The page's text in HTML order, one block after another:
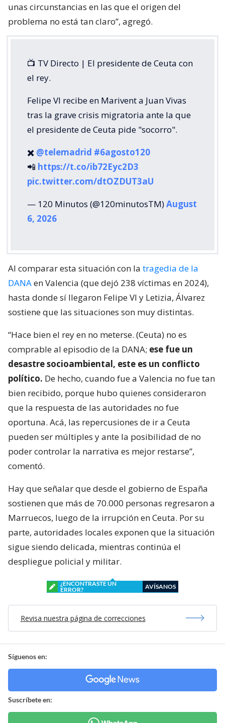
unas circunstancias en las que el origen del
problema no está tan claro”, agregó.
📺 TV Directo | El presidente de Ceuta con
el rey.
Felipe VI recibe en Marivent a Juan Vivas
tras la grave crisis migratoria ante la que
el presidente de Ceuta pide "socorro".
✖️ @telemadrid #6agosto120
📲 https://t.co/ib72Eyc2D3
pic.twitter.com/dtOZDUT3aU
— 120 Minutos (@120minutosTM)August
6, 2026
Al comparar esta situación con la tragedia de la
DANAen Valencia (que dejó 238 víctimas en 2024),
hasta donde sí llegaron Felipe VI y Letizia, Álvarez
sostiene que las situaciones son muy distintas.
“Hace bien el rey en no meterse. (Ceuta) no es
comprable al episodio de la DANA; ese fue un
desastre socioambiental, este es un conflicto
político. De hecho, cuando fue a Valencia no fue tan
bien recibido, porque hubo quienes consideraron
que la respuesta de las autoridades no fue
oportuna. Acá, las repercusiones de ir a Ceuta
pueden ser múltiples y ante la posibilidad de no
poder controlar la narrativa es mejor restarse”,
comentó.
Hay que señalar que desde el gobierno de España
sostienen que más de 70.000 personas regresaron a
Marruecos, luego de la irrupción en Ceuta. Por su
parte, autoridades locales exponen que la situación
sigue siendo delicada, mientras continúa el
despliegue policial y militar.
¿ENCONTRASTE UN
ERROR?
AVÍSANOS
Revisa nuestra página de correcciones
Síguenos en:
Suscríbete en: